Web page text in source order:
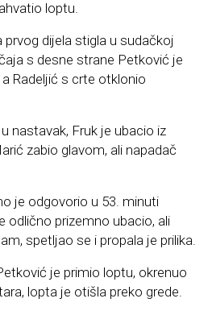
loptu.
prvog dijela stigla u sudačkoj
s desne strane Petković je
Radeljić s crte otklonio
nastavak, Fruk je ubacio iz
zabio glavom, ali napadač
je odgovorio u 53. minuti
odlično prizemno ubacio, ali
spetljao se i propala je prilika.
je primio loptu, okrenuo
lopta je otišla preko grede.